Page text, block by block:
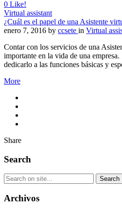
0 Like!
Virtual assistant
¿Cuál es el papel de una Asistente
enero 7, 2016 by ccsete in Virtual
Contar con los servicios de una
importante en la vida de una
dedicarlo a las funciones básicas y
More
Share
Search
Archivos